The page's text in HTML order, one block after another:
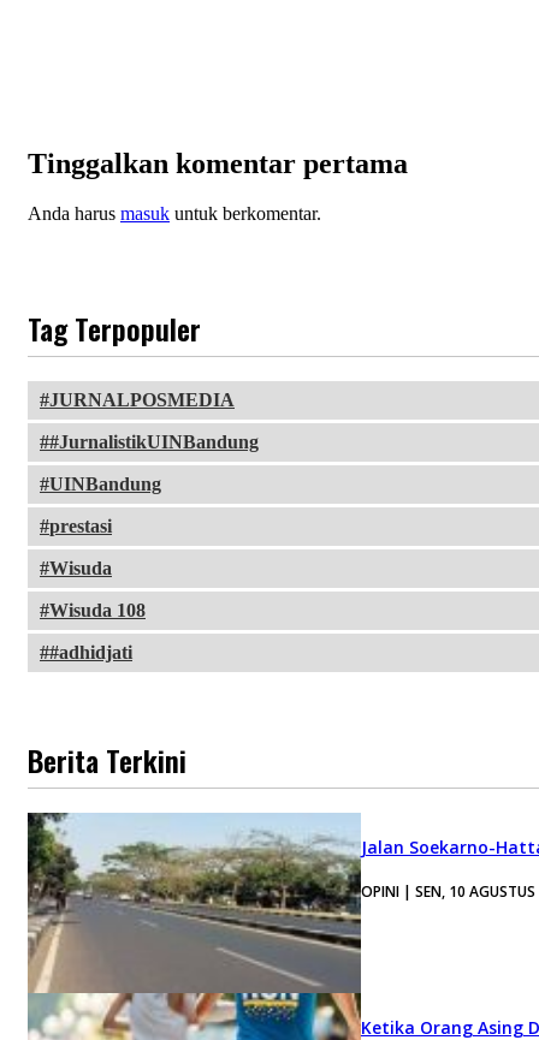
Tinggalkan komentar pertama
Anda harus masuk untuk berkomentar.
Tag Terpopuler
JURNALPOSMEDIA
#JurnalistikUINBandung
UINBandung
prestasi
Wisuda
Wisuda 108
#adhidjati
Berita Terkini
Jalan Soekarno-
OPINI | SEN, 10
Ketika Orang Asing